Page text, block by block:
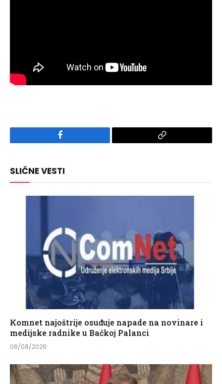
Facebook
Copy
SLIČNE VESTI
Komnet najoštrije osuđuje napade na novinare i
medijske radnike u Bačkoj Palanci
06/08/2026